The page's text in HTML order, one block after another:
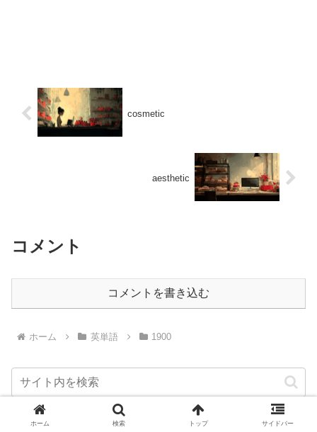
cosmetic
aesthetic
コメント
コメントを書き込む
ホーム 英単語 1900
ホーム 検索 トップ サイドバー